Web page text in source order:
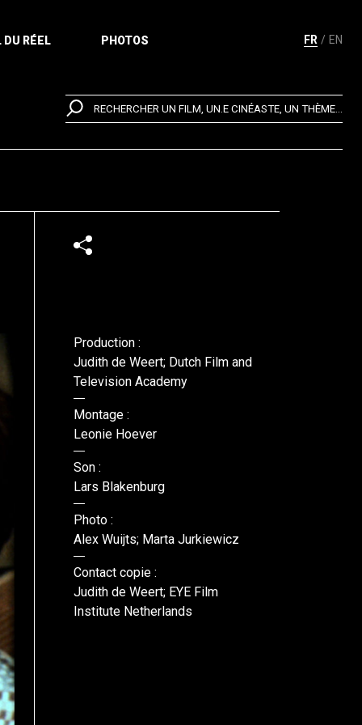
FR EN
DU RÉEL PHOTOS
RECHERCHER UN FILM, UN.E CINÉASTE, UN THÈME...
Production :
Judith de Weert; Dutch Film and
Television Academy
Montage :
Leonie Hoever
Son :
Lars Blakenburg
Photo :
Alex Wuijts; Marta Jurkiewicz
Contact copie :
Judith de Weert; EYE Film
Institute Netherlands